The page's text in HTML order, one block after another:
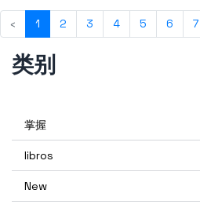
‹ 1 2 3 4 5 6 7
类别
掌握
libros
New